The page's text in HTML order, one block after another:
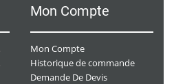
Mon Compte
Mon Compte
Historique de commande
Demande De Devis